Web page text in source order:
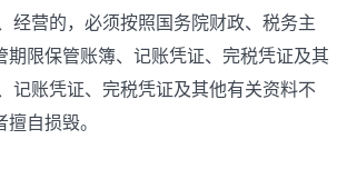
经营的，必须按照国务院财政、税务主
期限保管账簿、记账凭证、完税凭证及其
记账凭证、完税凭证及其他有关资料不
自损毁。